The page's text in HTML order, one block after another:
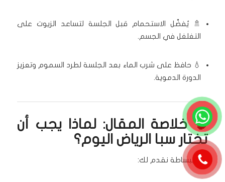
🚿 يُفضَّل الاستحمام قبل الجلسة لتساعد الزيوت على
التغلغل في الجسم.
💧 حافظ على شرب الماء بعد الجلسة لطرد السموم وتعزيز
الدورة الدموية.
🧠 خلاصة المقال: لماذا يجب أن
تختار سبا الرياض اليوم؟
لأننا ببساطة نقدم لك: